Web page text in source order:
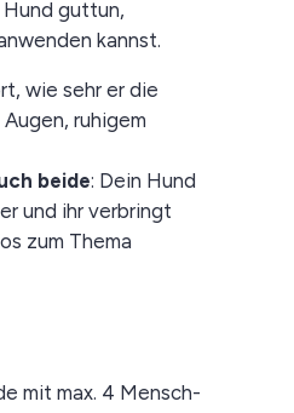
guttun,
kannst.
wie sehr er die
ruhigem
beide: Dein Hund
und ihr verbringt
zum Thema
mit max. 4 Mensch-